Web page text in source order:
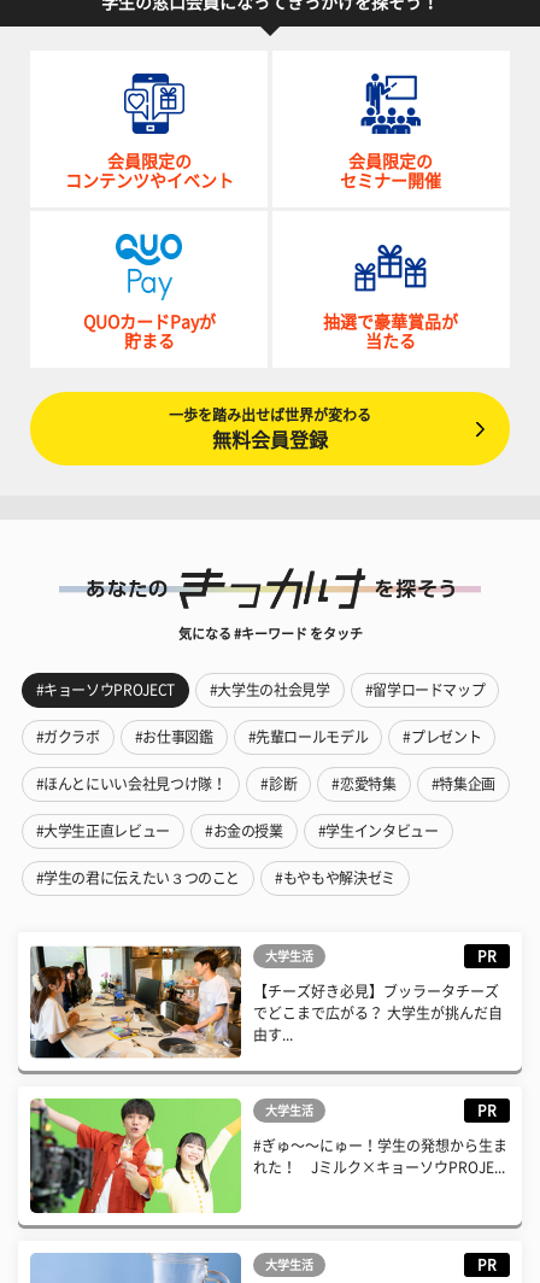
会員限定の
コンテンツやイベント
会員限定の
セミナー開催
QUOカードPayが
貯まる
抽選で豪華賞品が
当たる
一歩を踏み出せば世界が変わる
無料会員登録
気になる #キーワード をタッチ
#キョーソウPROJECT #大学生の社会見学 #留学ロードマップ
#ガクラボ #お仕事図鑑 #先輩ロールモデル #プレゼント
#ほんとにいい会社見つけ隊！ #診断 #恋愛特集 #特集企画
#大学生正直レビュー #お金の授業 #学生インタビュー
#学生の君に伝えたい３つのこと #もやもや解決ゼミ
大学生活 PR
【チーズ好き必見】ブッラータチーズ
でどこまで広がる？ 大学生が挑んだ自
由す...
大学生活 PR
#ぎゅ〜〜にゅー！学生の発想から生ま
れた！ Jミルク×キョーソウPROJE...
大学生活 PR